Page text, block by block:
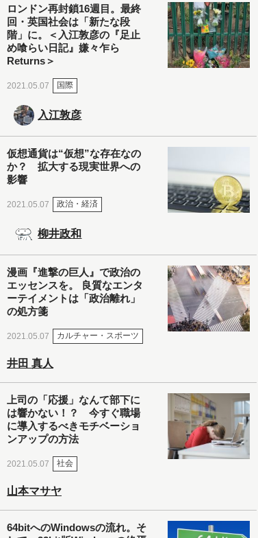
ロンドン再封鎖16週目。最終
回・英国社会は「新たな段
階」に。＜入江敦彦の『足止
め喰らい日記』嫌々乍ら
Returns＞
2021.05.07 国際
入江敦彦
仮想通貨は“仮想”な存在なの
か？ 拡大する現実世界への
影響
2021.05.07 政治・経済
柳井政和
漫画『進撃の巨人』で政治の
エッセンスを。 良質なエンタ
ーテイメントは「政治離れ」
の処方箋
2021.05.07 カルチャー・スポーツ
井田 真人
上司の「応援」なんて部下に
は響かない！？ 今すぐ職場
に導入するべきモチベーショ
ンアップの方法
2021.05.07 社会
山本マサヤ
64bitへのWindowsの流れ。そ